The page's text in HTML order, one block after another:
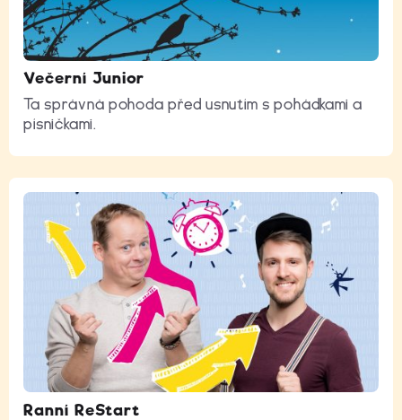
Večerní Junior
Ta správná pohoda před usnutím s pohádkami a
písničkami.
Ranní ReStart